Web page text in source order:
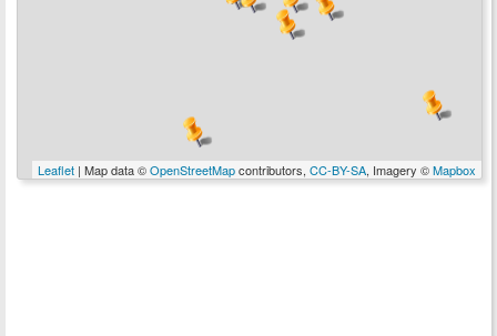
Leaflet | Map data ©OpenStreetMapcontributors, CC-BY-SA, Imagery ©Mapbox